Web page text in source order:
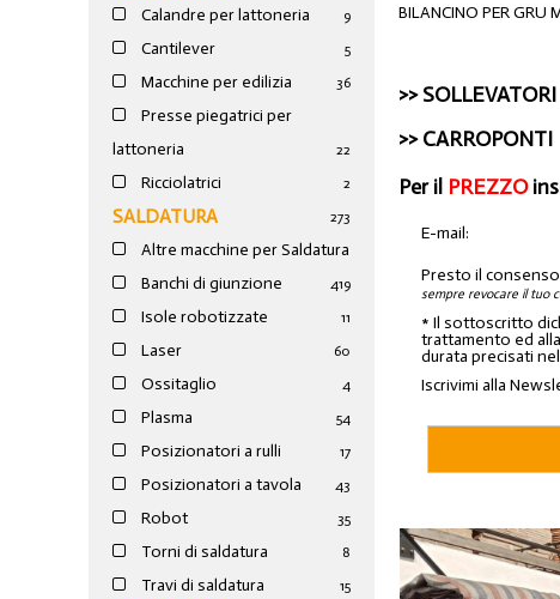
Calandre per lattoneria 9
Cantilever 5
Macchine per edilizia 36
Presse piegatrici per
lattoneria
22
Ricciolatrici 2
SALDATURA 273
Altre macchine per Saldatura
19
Banchi di giunzione 4
Isole robotizzate 11
Laser 60
Ossitaglio 4
Plasma 54
Posizionatori a rulli 17
Posizionatori a tavola 43
Robot 35
Torni di saldatura 8
Travi di saldatura 15
BILANCINO PER GRU
>>SOLLEVATORI
>>CARROPONTI
Per il PREZZO
E-mail:
Presto il
sempre revocare il tuo
* Il sottoscritto
trattamento ed
durata precisati
Iscrivimi alla